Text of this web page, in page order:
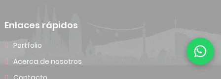
Enlaces rápidos
Portfolio
Acerca de nosotros